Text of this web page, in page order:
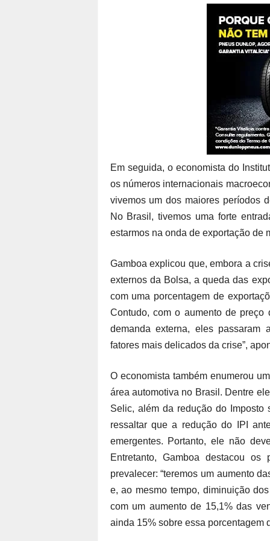
Em seguida, o economista do
os números internacionais
vivemos um dos maiores períodos
No Brasil, tivemos uma forte
estarmos na onda de exportação de
Gamboa explicou que, embora a
externos da Bolsa, a queda das
com uma porcentagem de
Contudo, com o aumento de preço
demanda externa, eles passaram
fatores mais delicados da crise”,
O economista também enumerou
área automotiva no Brasil. Dentre
Selic, além da redução do Imposto
ressaltar que a redução do IPI
emergentes. Portanto, ele não
Entretanto, Gamboa destacou
prevalecer: “teremos um aumento
e, ao mesmo tempo, diminuição
com um aumento de 15,1% das
ainda 15% sobre essa porcentagem